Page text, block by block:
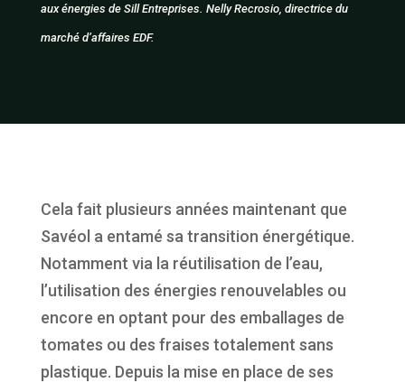
aux énergies de Sill Entreprises. Nelly Recrosio, directrice du
marché d’affaires EDF.
Cela fait plusieurs années maintenant que
Savéol a entamé sa transition énergétique.
Notamment via la réutilisation de l’eau,
l’utilisation des énergies renouvelables ou
encore en optant pour des emballages de
tomates ou des fraises totalement sans
plastique. Depuis la mise en place de ses